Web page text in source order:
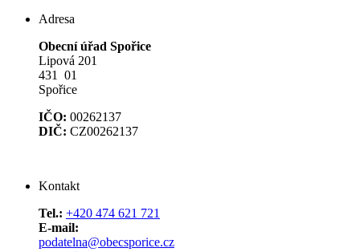
Adresa
Obecní úřad Spořice
Lipová 201
431 01
Spořice
IČO: 00262137
DIČ: CZ00262137
Kontakt
Tel.: +420 474 621 721
E-mail:
podatelna@obecsporice.cz